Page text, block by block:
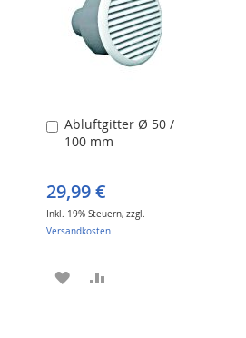
Abluftgitter Ø 50 /
100 mm
29,99 €
Inkl. 19% Steuern,zzgl.
Versandkosten
In
den
ZUR